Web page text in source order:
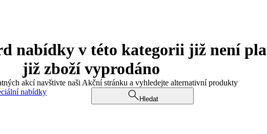
nabídky v této kategorii již není
již zboží vyprodáno
akcí navštivte naši Akční stránku a vyhledejte alternativní produkty
nabídky
Hledat